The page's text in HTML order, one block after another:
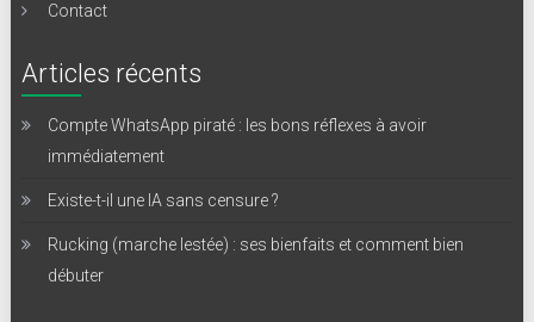
Contact
Articles récents
Compte WhatsApp piraté : les bons réflexes à avoir
immédiatement
Existe-t-il une IA sans censure ?
Rucking (marche lestée) : ses bienfaits et comment bien
débuter